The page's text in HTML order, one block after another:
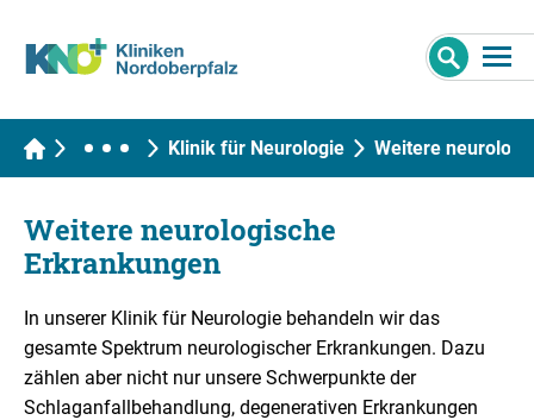
Klinik für Neurologie Weitere
Weitere neurologische
Erkrankungen
In unserer Klinik für Neurologie behandeln wir das
gesamte Spektrum neurologischer Erkrankungen. Dazu
zählen aber nicht nur unsere Schwerpunkte der
Schlaganfallbehandlung, degenerativen Erkrankungen